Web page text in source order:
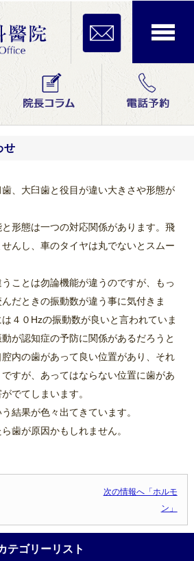
せ
、大臼歯と役目が違い大きさや形態が
形態は一つの対応関係があります。飛
んし、車のタイヤは丸でないとスムー
ことは勿論機能が違うのですが、もっ
だときの振動数が違う事に気付きま
４０Hzの振動数が良いと言われていま
が認知症の予防に関係があるだろうと
内の歯があって良い位置があり、それ
すが、あってはならない位置に歯があ
でてしまいます。
結果が色々出てきています。
歯が原因かもしれません。
次の情報へ「ホルモ
ン」
テゴリーリスト